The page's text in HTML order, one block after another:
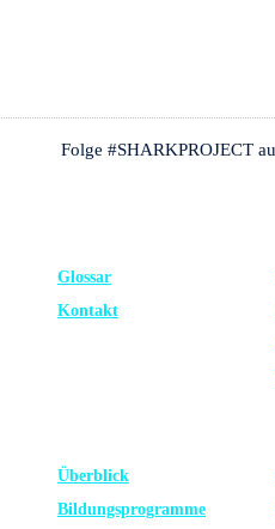
Folge #SHARKPROJECT
Glossar
Kontakt
Überblick
Bildungsprogramme